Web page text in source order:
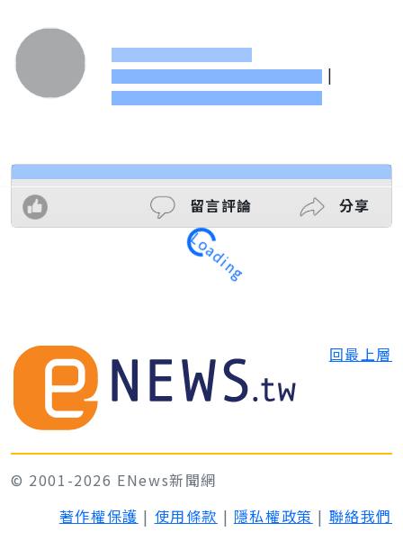
|
留言評論 分享
Loading
回最上層
© 2001-2026 ENews新聞網
著作權保護 | 使用條款 | 隱私權政策 | 聯絡我們